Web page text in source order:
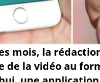
mois, la
de la vidéo au